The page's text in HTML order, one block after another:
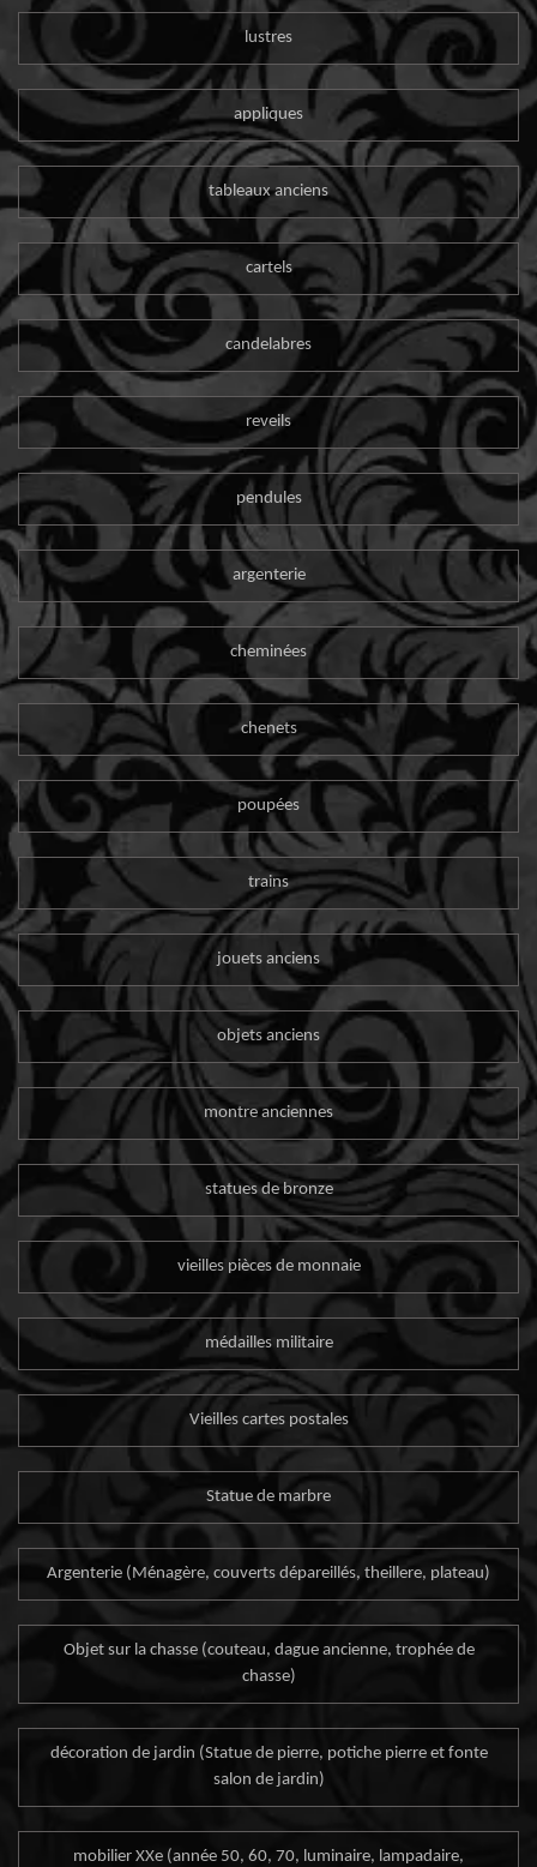
lustres
appliques
tableaux anciens
cartels
candelabres
reveils
pendules
argenterie
cheminées
chenets
poupées
trains
jouets anciens
objets anciens
montre anciennes
statues de bronze
vieilles pièces de monnaie
médailles militaire
Vieilles cartes postales
Statue de marbre
Argenterie (Ménagère, couverts dépareillés, theillere, plateau)
Objet sur la chasse (couteau, dague ancienne, trophée de
chasse)
décoration de jardin (Statue de pierre, potiche pierre et fonte
salon de jardin)
mobilier XXe (année 50, 60, 70, luminaire, lampadaire,